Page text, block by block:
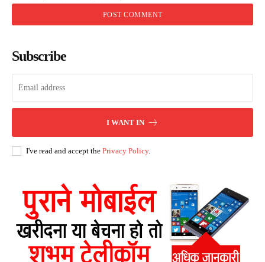
Subscribe
I WANT IN
I've read and accept the Privacy Policy.